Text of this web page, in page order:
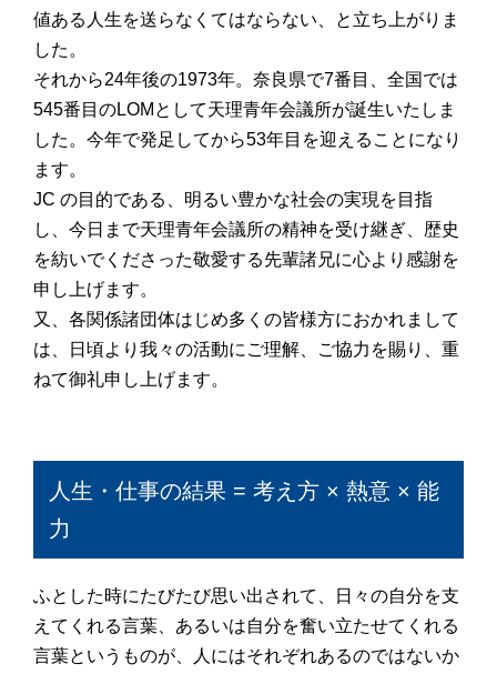
値ある人生を送らなくてはならない、と立ち上がりま
した。
それから24年後の1973年。奈良県で7番目、全国では
545番目のLOMとして天理青年会議所が誕生いたしま
した。今年で発足してから53年目を迎えることになり
ます。
JC の目的である、明るい豊かな社会の実現を目指
し、今日まで天理青年会議所の精神を受け継ぎ、歴史
を紡いでくださった敬愛する先輩諸兄に心より感謝を
申し上げます。
又、各関係諸団体はじめ多くの皆様方におかれまして
は、日頃より我々の活動にご理解、ご協力を賜り、重
ねて御礼申し上げます。
人生・仕事の結果 = 考え方 × 熱意 × 能
力
ふとした時にたびたび思い出されて、日々の自分を支
えてくれる言葉、あるいは自分を奮い立たせてくれる
言葉というものが、人にはそれぞれあるのではないか